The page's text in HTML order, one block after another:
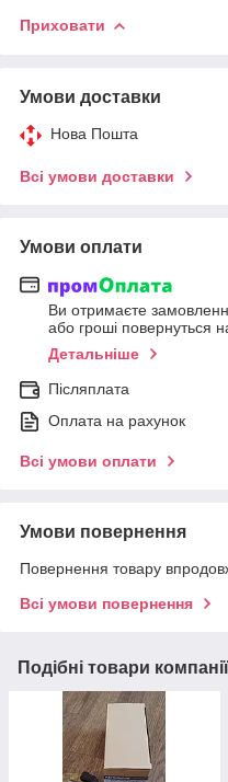
Приховати
Умови доставки
Нова Пошта
Всі умови доставки
Умови оплати
Ви отримаєте
або гроші повернуться
Детальніше
Післяплата
Оплата на рахунок
Всі умови оплати
Умови повернення
Повернення товару
Всі умови повернення
Подібні товари компанії